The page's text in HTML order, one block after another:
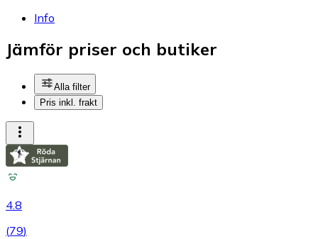
Info
Jämför priser och butiker
Alla filter
Pris inkl. frakt
4.8
(79)